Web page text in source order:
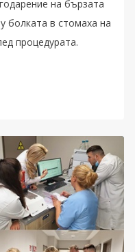
на бързата
болката в стомаха на
процедурата.